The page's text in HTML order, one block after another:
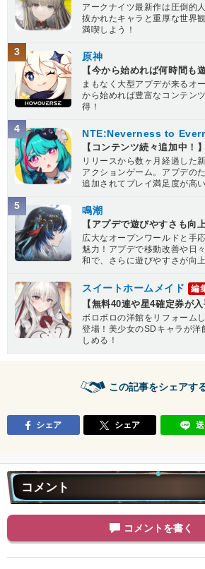
アークナイツ最新作は圧倒的
抜かれたキャラと重厚な世界
満喫しよう！
3 原神
【今から始めれば何時間も
まもなく大型アプデが来るオ
から始めれば豊富なコンテン
得！
4 NTE:Neverness to
【コンテンツ続々追加中！】
リリースから数ヶ月経過した
アクションゲーム。アプデの
追加されてプレイ満足度が高い
5 鳴潮
【アプデで遊びやすさも向上
広大なオープンワールドと手
魅力！アプデで移動改善や日
和で、さらに遊びやすさが向上
スイートホームメイド 編
【無料40連や星4確定券が入
ボロボロの洋館をリフォーム
登場！美少女のSDキャラが洋
しめる！
この記事をシェアす
シェア シェア
コメント
コメントを書く